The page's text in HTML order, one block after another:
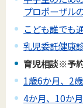
プロポーザル
こども誰でも
乳児委託健康
育児相談※予
1歳6か月、2
4か月、10か月